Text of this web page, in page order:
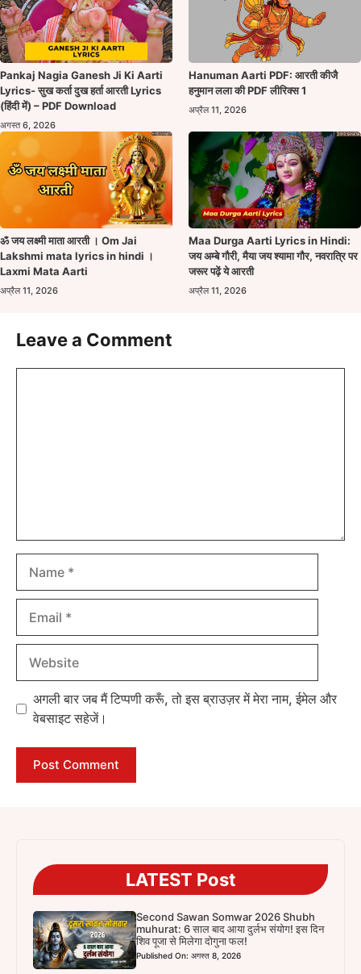
Pankaj Nagia Ganesh Ji Ki Aarti
Lyrics- सुख कर्ता दुख हर्ता आरती Lyrics
(हिंदी में) – PDF Download
अगस्त 6, 2026
Hanuman Aarti PDF: आरती कीजै
हनुमान लला की PDF लीरिक्स 1
अप्रैल 11, 2026
ॐ जय लक्ष्मी माता आरती । Om Jai
Lakshmi mata lyrics in hindi ।
Laxmi Mata Aarti
अप्रैल 11, 2026
Maa Durga Aarti Lyrics in Hindi:
जय अम्बे गौरी, मैया जय श्यामा गौर, नवरात्रि पर
जरूर पढ़ें ये आरती
अप्रैल 11, 2026
Leave a Comment
अगली बार जब मैं टिप्पणी करूँ, तो इस ब्राउज़र में मेरा नाम, ईमेल और
वेबसाइट सहेजें।
LATEST Post
Second Sawan Somwar 2026 Shubh
muhurat: 6 साल बाद आया दुर्लभ संयोग! इस दिन
शिव पूजा से मिलेगा दोगुना फल!
Published On: अगस्त 8, 2026